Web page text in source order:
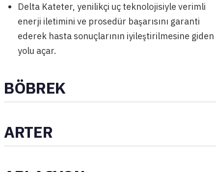
Delta Kateter, yenilikçi uç teknolojisiyle verimli
enerji iletimini ve prosedür başarısını garanti
ederek hasta sonuçlarının iyileştirilmesine giden
yolu açar.
BÖBREK
ARTER